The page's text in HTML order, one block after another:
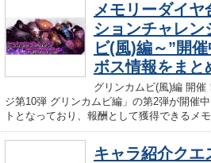
メモリーダイヤ
ションチャレン
ビ(風)編～”開
ボス情報をまと
グリンカムビ(風)編 開
ジ第10弾 グリンカムビ編」の第2弾が開催
トとなっており、報酬として獲得できるメ
キャラ紹介ク